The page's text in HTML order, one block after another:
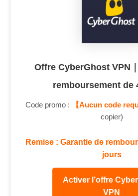
Offre CyberGhost VPN
remboursement de
Code promo : 【Aucun code
copier)
Remise : Garantie de
jours
Activer l’offre
VPN